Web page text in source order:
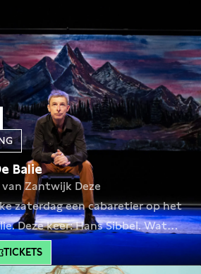
Balie
Zantwijk Deze
zaterdag een cabaretier op het
Deze keer: Hans Sibbel. Wat
ieder geval gaat het over de
Punten aan
TICKETS